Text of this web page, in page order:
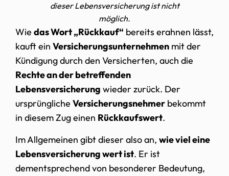
dieser Lebensversicherung ist nicht
möglich.
Wie das Wort „Rückkauf“ bereits erahnen lässt,
kauft ein Versicherungsunternehmen mit der
Kündigung durch den Versicherten, auch die
Rechte an der betreffenden
Lebensversicherung wieder zurück. Der
ursprüngliche Versicherungsnehmer bekommt
in diesem Zug einen Rückkaufswert.
Im Allgemeinen gibt dieser also an, wie viel eine
Lebensversicherung wert ist. Er ist
dementsprechend von besonderer Bedeutung,